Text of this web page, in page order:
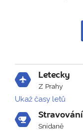
Letecky
Z Prahy
Ukaž časy letů
Stravování
Snídaně